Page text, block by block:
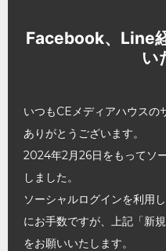
Facebook、Line
い
いつもCEメディアハウスの
ありがとうございます。
2024年2月26日をもってソ
しました。
ソーシャルログインを利用
にお手数ですが、上記「新
をお願いいたします。